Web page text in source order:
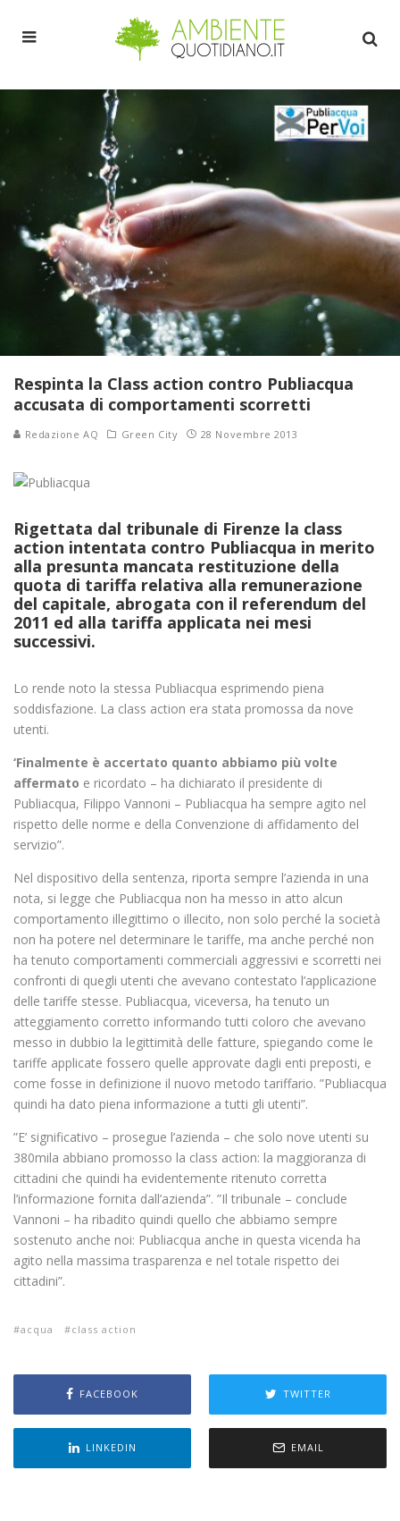
Respinta la Class action contro Publiacqua
accusata di comportamenti scorretti
Redazione AQ Green City 28 Novembre 2013
Rigettata dal tribunale di Firenze la class
action intentata contro Publiacqua in merito
alla presunta mancata restituzione della
quota di tariffa relativa alla remunerazione
del capitale, abrogata con il referendum del
2011 ed alla tariffa applicata nei mesi
successivi.
Lo rende noto la stessa Publiacqua esprimendo piena
soddisfazione. La class action era stata promossa da nove
utenti.
‘Finalmente è accertato quanto abbiamo più volte
affermato e ricordato – ha dichiarato il presidente di
Publiacqua, Filippo Vannoni – Publiacqua ha sempre agito nel
rispetto delle norme e della Convenzione di affidamento del
servizio”.
Nel dispositivo della sentenza, riporta sempre l’azienda in una
nota, si legge che Publiacqua non ha messo in atto alcun
comportamento illegittimo o illecito, non solo perché la società
non ha potere nel determinare le tariffe, ma anche perché non
ha tenuto comportamenti commerciali aggressivi e scorretti nei
confronti di quegli utenti che avevano contestato l’applicazione
delle tariffe stesse. Publiacqua, viceversa, ha tenuto un
atteggiamento corretto informando tutti coloro che avevano
messo in dubbio la legittimità delle fatture, spiegando come le
tariffe applicate fossero quelle approvate dagli enti preposti, e
come fosse in definizione il nuovo metodo tariffario. ”Publiacqua
quindi ha dato piena informazione a tutti gli utenti”.
”E’ significativo – prosegue l’azienda – che solo nove utenti su
380mila abbiano promosso la class action: la maggioranza di
cittadini che quindi ha evidentemente ritenuto corretta
l’informazione fornita dall’azienda”. ”Il tribunale – conclude
Vannoni – ha ribadito quindi quello che abbiamo sempre
sostenuto anche noi: Publiacqua anche in questa vicenda ha
agito nella massima trasparenza e nel totale rispetto dei
cittadini”.
acqua class action
FACEBOOK TWITTER
LINKEDIN EMAIL